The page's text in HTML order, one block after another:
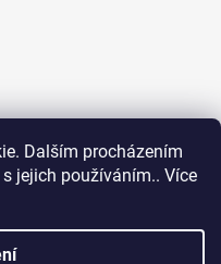
Dalším procházením
jejich používáním.. Více
uvedené ceníkové
vodárny
*